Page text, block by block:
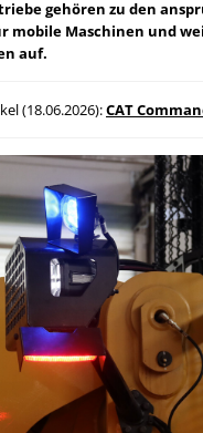
gehören zu den
mobile Maschinen und
auf.
(18.06.2026):CAT